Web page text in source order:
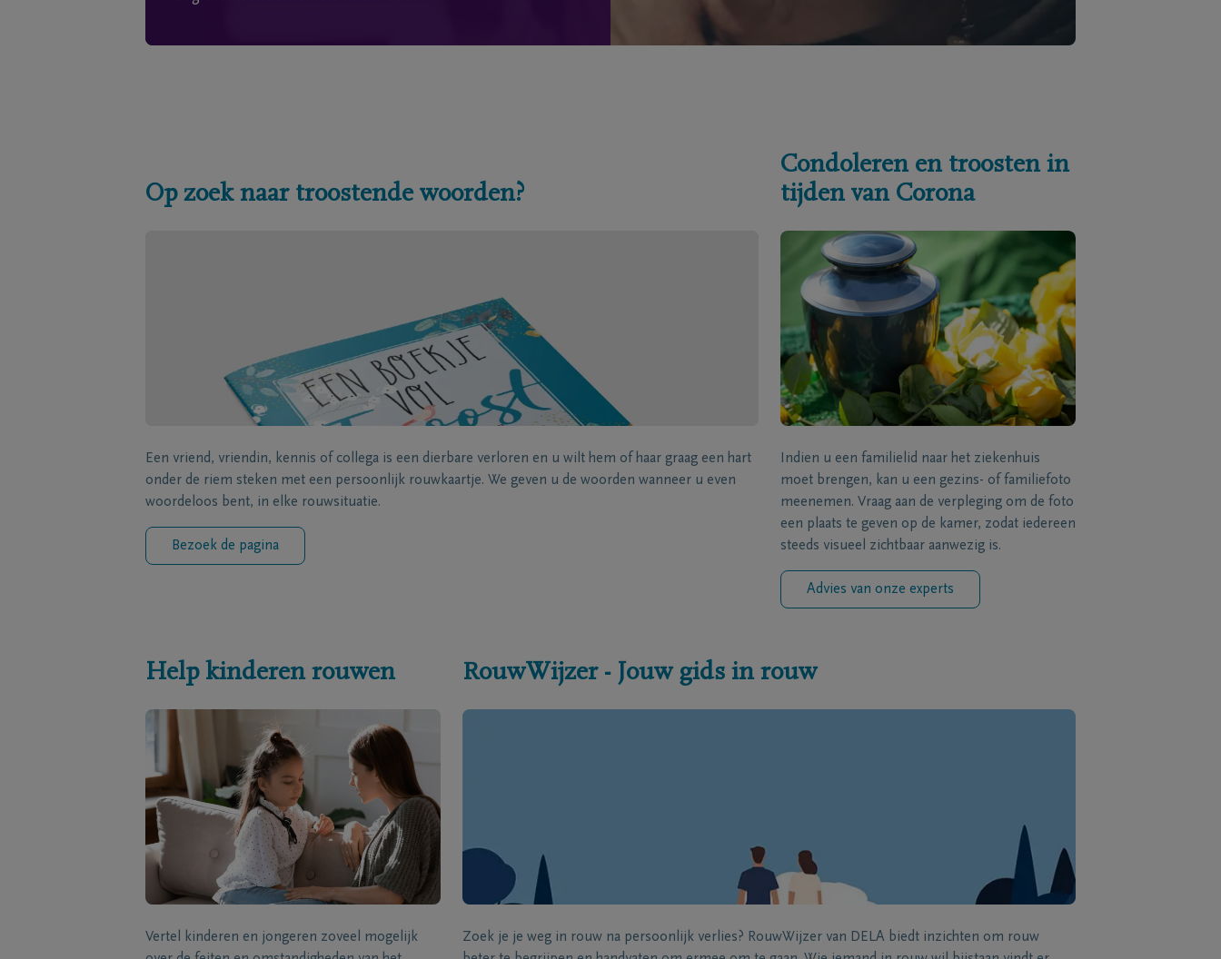
Op zoek naar troostende woorden?
Een vriend, vriendin, kennis of collega is een dierbare verloren en u wilt hem of haar graag een hart
onder de riem steken met een persoonlijk rouwkaartje. We geven u de woorden wanneer u even
woordeloos bent, in elke rouwsituatie.
Bezoek de pagina
Condoleren en troosten in
tijden van Corona
Indien u een familielid naar het ziekenhuis
moet brengen, kan u een gezins- of familiefoto
meenemen. Vraag aan de verpleging om de foto
een plaats te geven op de kamer, zodat iedereen
steeds visueel zichtbaar aanwezig is.
Advies van onze experts
Help kinderen rouwen
Vertel kinderen en jongeren zoveel mogelijk
RouwWijzer - Jouw gids in rouw
Zoek je je weg in rouw na persoonlijk verlies? RouwWijzer van DELA biedt inzichten om rouw